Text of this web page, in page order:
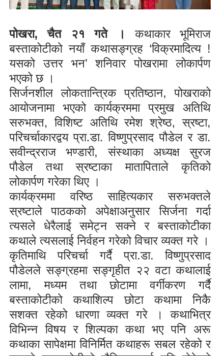
पोखरा, चैत २१ गते ।कथाकार भूमिराज
बस्ताकोटीको नयाँ कथासङ्ग्रह ‘विक्रमादित्य !
यसको उत्तर भन’ शनिवार पोखरामा लोकार्पण
भएको छ ।
सिर्जनशील लोकतान्त्रिक प्रतिष्ठान, पोखराको
आयोजनामा भएको कार्यक्रममा प्रमुख अतिथि
सरुभक्त,विशिष्ट अतिथि रमेश श्रेष्ठ,स्रष्टा,
परिचर्चाकारद्वय प्रा.डा. विष्णुप्रसाद पौडेल र डा.
सवीन्द्रराज भण्डारी,संस्थाका अध्यक्ष सुरज
पौडेल तथा स्रष्टाका मातापिताले कृतिको
लोकार्पण गरेका थिए ।
कार्यक्रममा वरिष्ठ साहित्यकार सरुभक्तले
स्रष्टाले पाठकको अपेक्षाअनुसार सिर्जना गर्दा
त्यसले धेरैलाई समेट्न सक्ने र बस्ताकोटीका
कथाले त्यसलाई निर्वहन गरेको विचार व्यक्त गरे ।
कृतिमाथि परिचर्चा गर्दै प्रा.डा. विष्णुप्रसाद
पौडेलले सङ्ग्रहमा सङ्गृहीत २२ वटा कथालाई
लामा,मध्यम तथा छोटामा वर्गीकरण गर्दै
बस्ताकोटीको कथाशिल्प छोटा कथामा निकै
सशक्त रहेको धारणा व्यक्त गरे । कथाभित्र
विभिन्न विषय र शिल्पका कथा भए पनि अरू
कथाका सापेक्षमा विनिर्मित कथाहरू सबल रहेको र